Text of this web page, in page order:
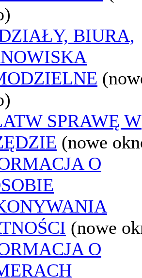
BIURA,
SPRAWĘ W
(nowe
O
(nowe
O